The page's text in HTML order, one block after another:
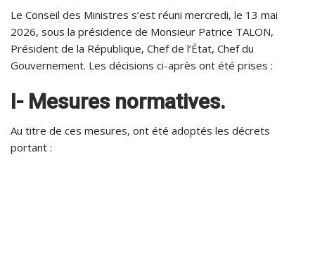
Le Conseil des Ministres s’est réuni mercredi, le 13 mai
2026, sous la présidence de Monsieur Patrice TALON,
Président de la République, Chef de l’État, Chef du
Gouvernement. Les décisions ci-après ont été prises :
I- Mesures normatives.
Au titre de ces mesures, ont été adoptés les décrets
portant :